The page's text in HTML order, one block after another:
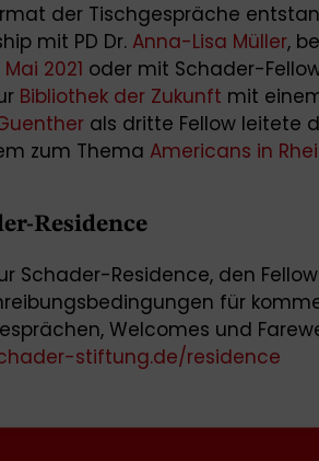
der Tischgespräche
mit PD Dr. Anna-Lisa Müller,
2021 oder mit Schader-
Bibliothek der Zukunft mit
als dritte Fellow leitete
zum Thema Americans in
Residence
Schader-Residence, den
für
Welcomes und
stiftung.de/residence